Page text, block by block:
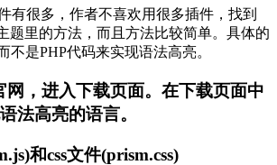
有很多，作者不喜欢用很多插件，找到
题里的方法，而且方法比较简单。具体的
不是PHP代码来实现语法高亮。
网，进入下载页面。在下载页面中
法高亮的语言。
和css文件(prism.css)